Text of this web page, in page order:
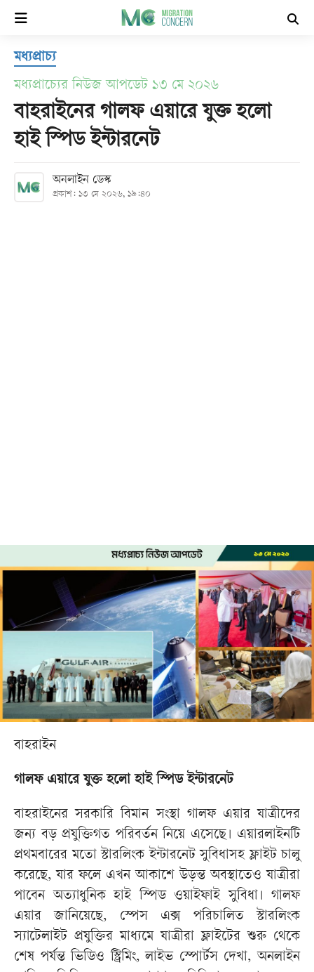
হোম
সর্বশেষ
সব
মধ্যপ্রাচ্য
মধ্যপ্রাচ্যের নিউজ আপডেট ১৩ মে ২০২৬
বাহরাইনের গালফ এয়ারে যুক্ত হলো
হাই স্পিড ইন্টারনেট
অনলাইন ডেস্ক
প্রকাশ: ১৩ মে ২০২৬, ১৯:৪০
বাহরাইন
গালফ এয়ারে যুক্ত হলো হাই স্পিড ইন্টারনেট
বাহরাইনের সরকারি বিমান সংস্থা গালফ এয়ার যাত্রীদের
জন্য বড় প্রযুক্তিগত পরিবর্তন নিয়ে এসেছে। এয়ারলাইনটি
প্রথমবারের মতো স্টারলিংক ইন্টারনেট সুবিধাসহ ফ্লাইট চালু
করেছে, যার ফলে এখন আকাশে উড়ন্ত অবস্থাতেও যাত্রীরা
পাবেন অত্যাধুনিক হাই স্পিড ওয়াইফাই সুবিধা। গালফ
এয়ার জানিয়েছে, স্পেস এক্স পরিচালিত স্টারলিংক
স্যাটেলাইট প্রযুক্তির মাধ্যমে যাত্রীরা ফ্লাইটের শুরু থেকে
শেষ পর্যন্ত ভিডিও স্ট্রিমিং, লাইভ স্পোর্টস দেখা, অনলাইন